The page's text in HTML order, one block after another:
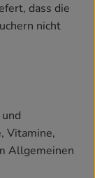
dass die
nicht
Vitamine,
Allgemeinen